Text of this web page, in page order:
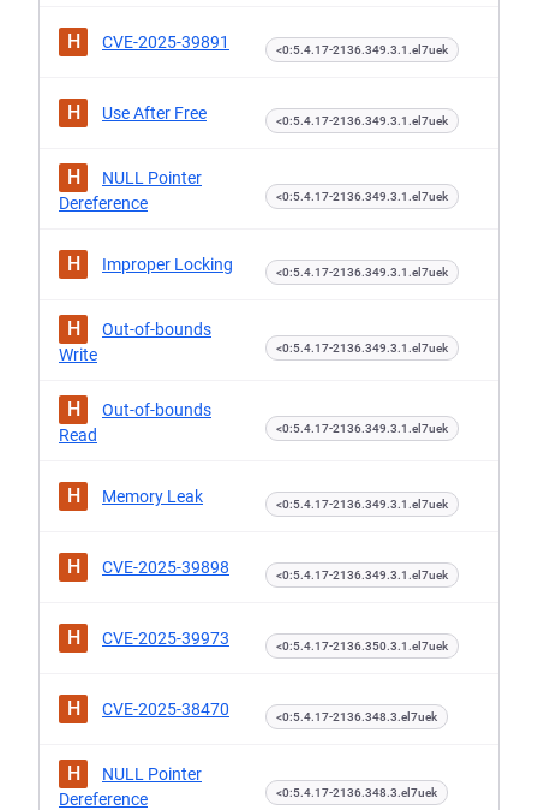
H CVE-2025-39891 <0:5.4.17-2136.349.3.1.el7uek
H Use After Free <0:5.4.17-2136.349.3.1.el7uek
H
NULL Pointer
Dereference
<0:5.4.17-2136.349.3.1.el7uek
H Improper Locking <0:5.4.17-2136.349.3.1.el7uek
H
Out-of-bounds
Write
<0:5.4.17-2136.349.3.1.el7uek
H
Out-of-bounds
Read
<0:5.4.17-2136.349.3.1.el7uek
H Memory Leak <0:5.4.17-2136.349.3.1.el7uek
H CVE-2025-39898 <0:5.4.17-2136.349.3.1.el7uek
H CVE-2025-39973 <0:5.4.17-2136.350.3.1.el7uek
H CVE-2025-38470 <0:5.4.17-2136.348.3.el7uek
H
NULL Pointer
Dereference
<0:5.4.17-2136.348.3.el7uek